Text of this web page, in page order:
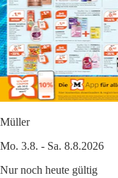
Müller
Mo. 3.8. - Sa. 8.8.2026
Nur noch heute gültig